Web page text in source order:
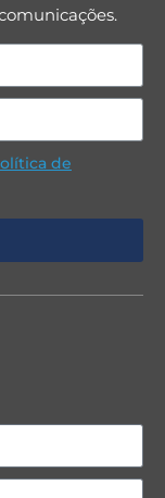
de